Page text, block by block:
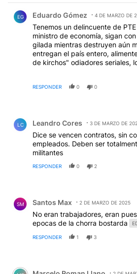
EG Eduardo Gómez 4 DE MARZO DE
Tenemos un delincuente de
ministro de economía, sigan
gilada mientras destruyen aún
entregan el país entero,
de kirchos" odiadores seriales,
toda la fauna anti, el verdadero
" peronismo cordobés"ni los
él pueblo silencioso, honesto y
seamos buenos es que los otros
malísimos, agregaría yo, al
saludos
RESPONDER 0 0
LC Leandro Cores 3 DE MARZO DE
Dice se vencen contratos, sin
empleados. Deben ser
militantes
RESPONDER 0 2
SM Santos Max 2 DE MARZO DE 2025
No eran trabajadores, eran
epocas de la chorra bostarda
RESPONDER 1 3
Comentario de Marcelo Roman